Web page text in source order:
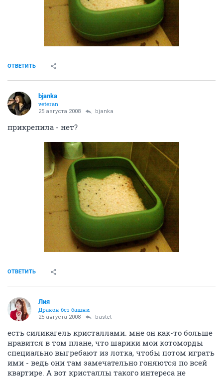
ОТВЕТИТЬ
bjanka
veteran
25 августа 2008 bjanka
прикрепила - нет?
ОТВЕТИТЬ
Лия
Дракон без башни
25 августа 2008 bastet
есть силикагель кристаллами. мне он как-то больше
нравится в том плане, что шарики мои котоморды
специально выгребают из лотка, чтобы потом играть
ими - ведь они там замечательно гоняются по всей
квартире. А вот кристаллы такого интереса не